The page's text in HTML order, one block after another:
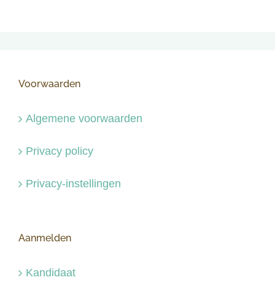
Voorwaarden
Algemene voorwaarden
Privacy policy
Privacy-instellingen
Aanmelden
Kandidaat